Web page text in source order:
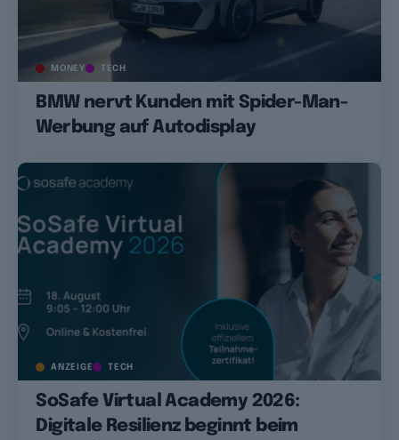
MONEY TECH
BMW nervt Kunden mit Spider-Man-
Werbung auf Autodisplay
ANZEIGE TECH
SoSafe Virtual Academy 2026:
Digitale Resilienz beginnt beim